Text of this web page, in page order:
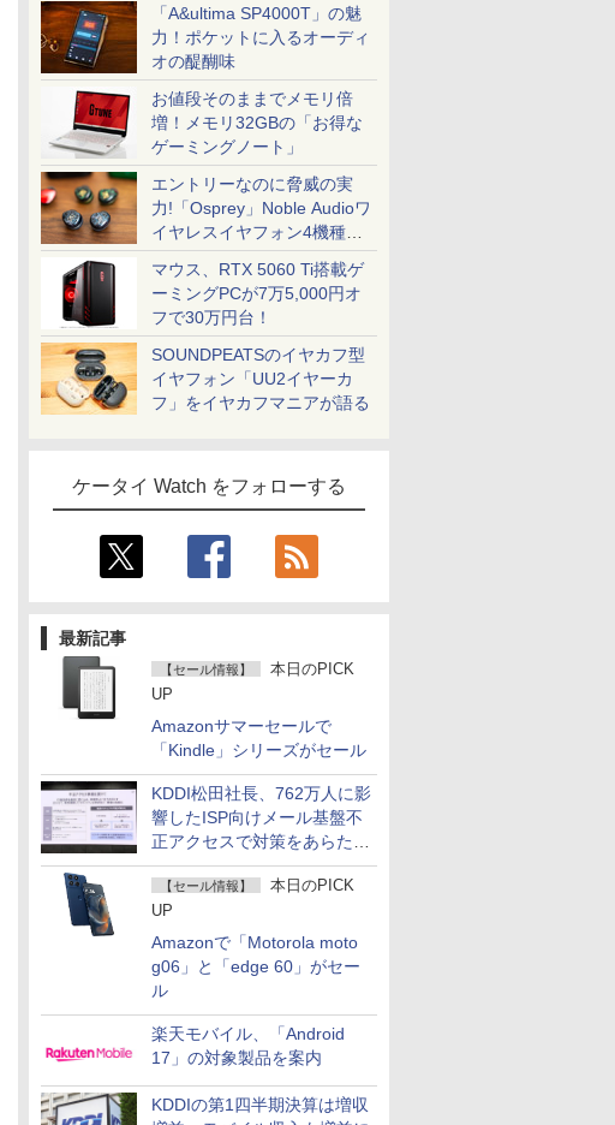
「A&ultima SP4000T」の魅
力！ポケットに入るオーディ
オの醍醐味
お値段そのままでメモリ倍
増！メモリ32GBの「お得な
ゲーミングノート」
エントリーなのに脅威の実
力!「Osprey」Noble Audioワ
イヤレスイヤフォン4機種を
一気に聴く
マウス、RTX 5060 Ti搭載ゲ
ーミングPCが7万5,000円オ
フで30万円台！
SOUNDPEATSのイヤカフ型
イヤフォン「UU2イヤーカ
フ」をイヤカフマニアが語る
ケータイ Watch をフォローする
最新記事
【セール情報】
本日のPICK
UP
Amazonサマーセールで
「Kindle」シリーズがセール
KDDI松田社長、762万人に影
響したISP向けメール基盤不
正アクセスで対策をあらため
て説明
【セール情報】
本日のPICK
UP
Amazonで「Motorola moto
g06」と「edge 60」がセー
ル
楽天モバイル、「Android
17」の対象製品を案内
KDDIの第1四半期決算は増収